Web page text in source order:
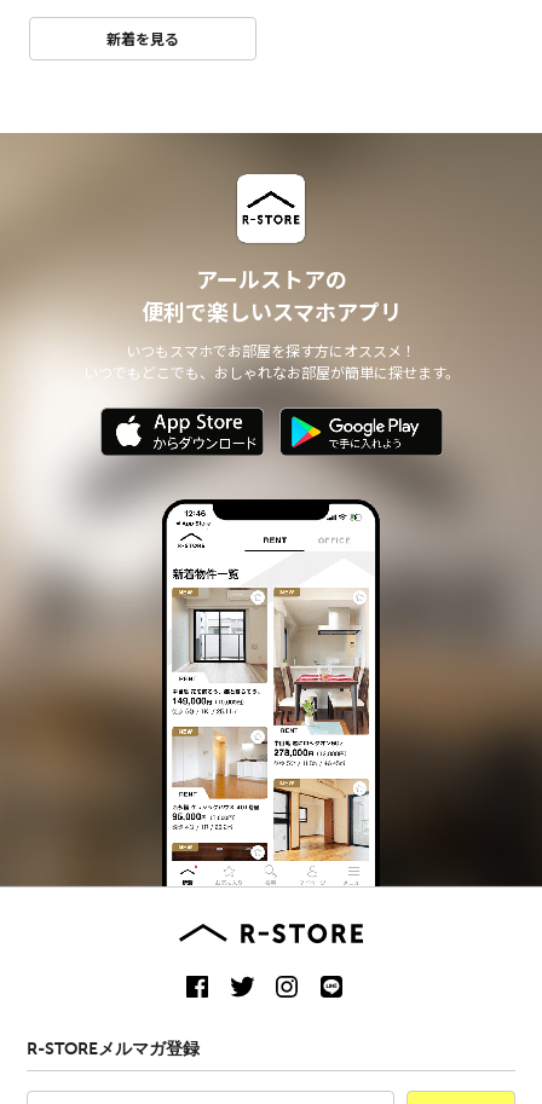
新着を見る
アールストアの
便利で楽しいスマホアプリ
いつもスマホでお部屋を探す方にオススメ！
いつでもどこでも、おしゃれなお部屋が簡単に探せます。
R-STOREメルマガ登録